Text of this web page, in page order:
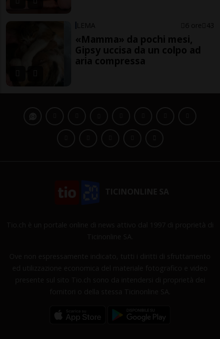
LEMA 6 ore 43
«Mamma» da pochi mesi,
Gipsy uccisa da un colpo ad
aria compressa